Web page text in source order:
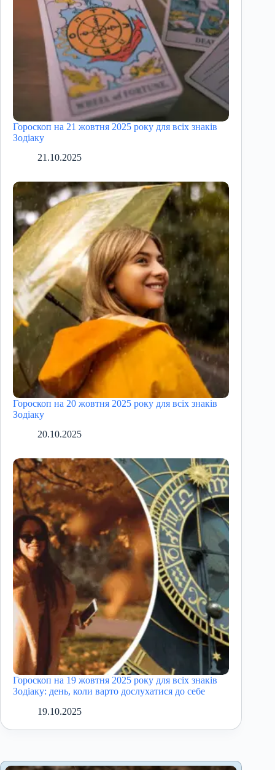
Гороскоп на 21 жовтня 2025 року для всіх знаків
Зодіаку
21.10.2025
Гороскоп на 20 жовтня 2025 року для всіх знаків
Зодіаку
20.10.2025
Гороскоп на 19 жовтня 2025 року для всіх знаків
Зодіаку: день, коли варто дослухатися до себе
19.10.2025